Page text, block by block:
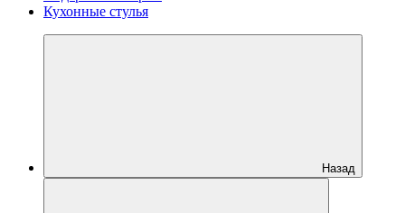
Кухонные стулья
Назад